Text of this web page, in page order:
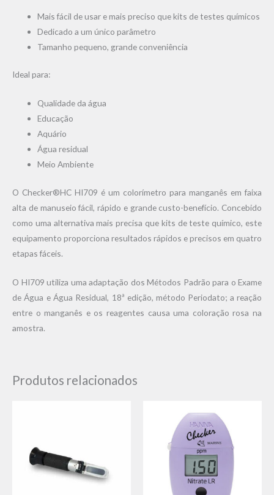
Mais fácil de usar e mais preciso que kits de testes químicos
Dedicado a um único parâmetro
Tamanho pequeno, grande conveniência
Ideal para:
Qualidade da água
Educação
Aquário
Água residual
Meio Ambiente
O Checker®HC HI709 é um colorímetro para manganês em faixa
alta de manuseio fácil, rápido e grande custo-benefício. Concebido
como uma alternativa mais precisa que kits de teste químico, este
equipamento proporciona resultados rápidos e precisos em quatro
etapas fáceis.
O HI709 utiliza uma adaptação dos Métodos Padrão para o Exame
de Água e Água Residual, 18ª edição, método Periodato; a reação
entre o manganês e os reagentes causa uma coloração rosa na
amostra.
Produtos relacionados